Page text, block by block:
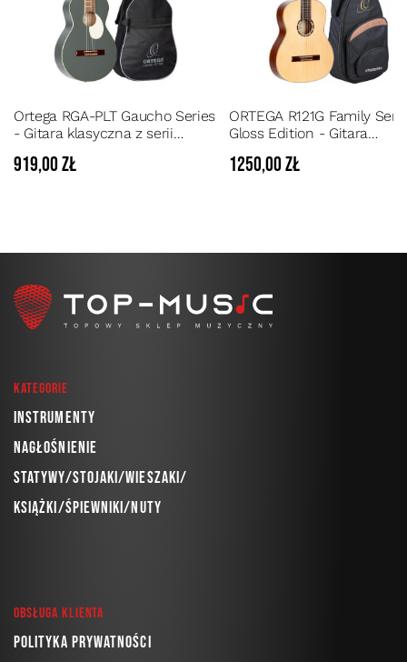
Ortega RGA-PLT Gaucho Series
- Gitara klasyczna z serii
pokrowcem
919,00 zł
ORTEGA R121G Family
Gloss Edition - Gitara
Topem + ekskluzywny
1250,00 zł
Kategorie
Instrumenty
Nagłośnienie
Statywy/Stojaki/Wieszaki/
Książki/Śpiewniki/Nuty
Obsługa klienta
Polityka prywatności